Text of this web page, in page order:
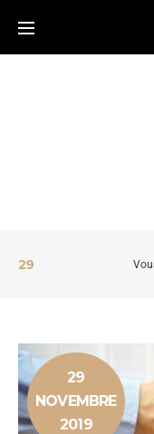
29
29
NOVEMBRE
2019